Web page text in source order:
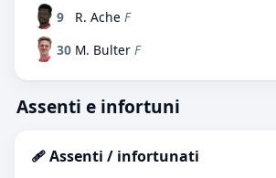
9
R. Ache F
30 M. Bulter F
Assenti e infortuni
🩹 Assenti / infortunati